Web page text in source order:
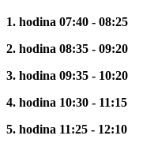
1. hodina 07:40 - 08:25
2. hodina 08:35 - 09:20
3. hodina 09:35 - 10:20
4. hodina 10:30 - 11:15
5. hodina 11:25 - 12:10